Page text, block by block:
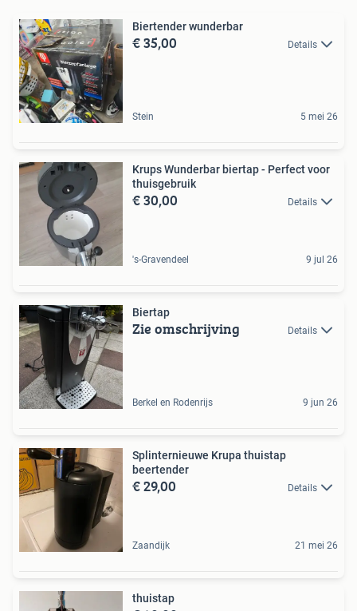
Biertender wunderbar
€ 35,00 Details
Stein 5 mei 26
Krups Wunderbar biertap - Perfect voor
thuisgebruik
€ 30,00 Details
's-Gravendeel 9 jul 26
Biertap
Zie omschrijving Details
Berkel en Rodenrijs 9 jun 26
Splinternieuwe Krupa thuistap
beertender
€ 29,00 Details
Zaandijk 21 mei 26
thuistap